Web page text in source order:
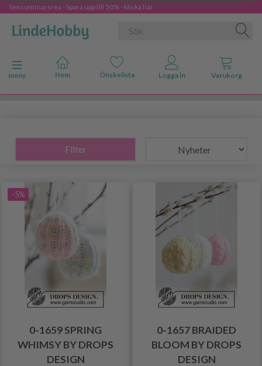
Sensommarsrea - Spara upp till 50% - klicka här
Ändra navigering
meny
Filter
-5%
0-1659 SPRING
WHIMSY BY DROPS
DESIGN
0-1657 BRAIDED
BLOOM BY DROPS
DESIGN